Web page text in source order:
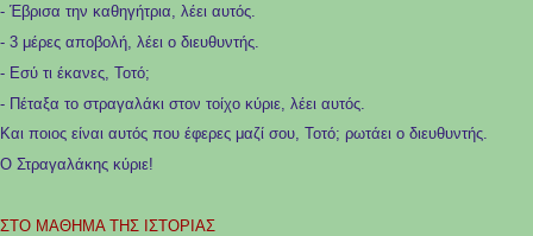
- Έβρισα την καθηγήτρια, λέει αυτός.
- 3 μέρες αποβολή, λέει ο διευθυντής.
- Εσύ τι έκανες, Τοτό;
- Πέταξα το στραγαλάκι στον τοίχο κύριε, λέει αυτός.
Και ποιος είναι αυτός που έφερες μαζί σου, Τοτό; ρωτάει ο διευθυντής.
Ο Στραγαλάκης κύριε!
ΣΤΟ ΜΑΘΗΜΑ ΤΗΣ ΙΣΤΟΡΙΑΣ